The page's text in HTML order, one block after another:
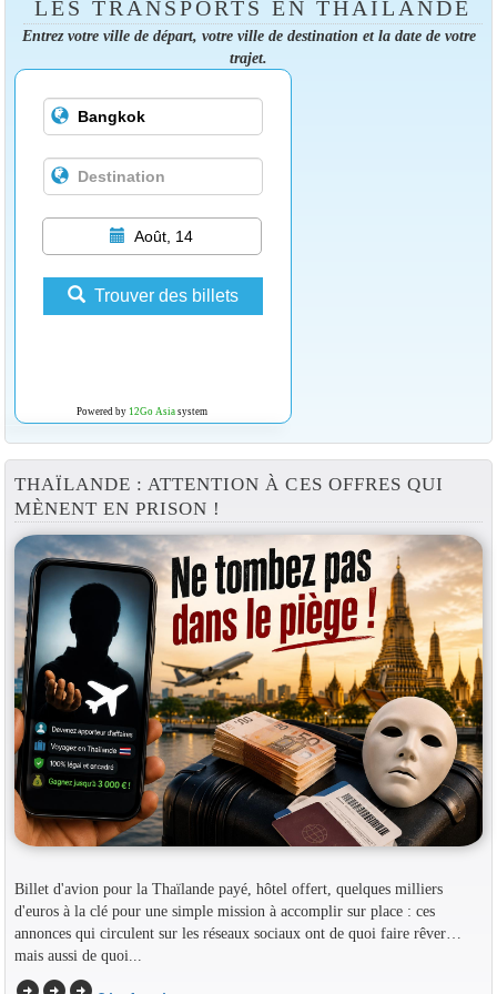
LES TRANSPORTS EN THAÏLANDE
Entrez votre ville de départ, votre ville de destination et la date de votre
trajet.
Août, 14
Trouver des billets
Powered by 12Go Asiasystem
THAÏLANDE : ATTENTION À CES OFFRES QUI
MÈNENT EN PRISON !
Billet d'avion pour la Thaïlande payé, hôtel offert, quelques milliers
d'euros à la clé pour une simple mission à accomplir sur place : ces
annonces qui circulent sur les réseaux sociaux ont de quoi faire rêver…
mais aussi de quoi...